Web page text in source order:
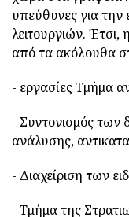
υπεύθυνες για
λειτουργιών. Έτσι,
από τα ακόλουθα
- εργασίες Τμήμα
- Συντονισμός των
ανάλυσης,
- Διαχείριση των
- Τμήμα της